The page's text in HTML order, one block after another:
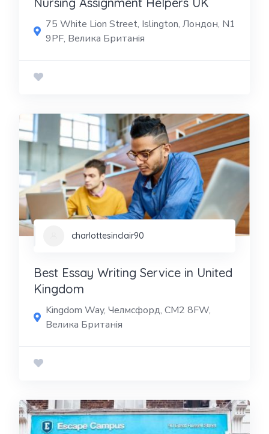
75 White Lion Street, Islington, Лондон, N1
9PF, Велика Британія
charlottesinclair90
Best Essay Writing Service in United
Kingdom
Kingdom Way, Челмсфорд, CM2 8FW,
Велика Британія